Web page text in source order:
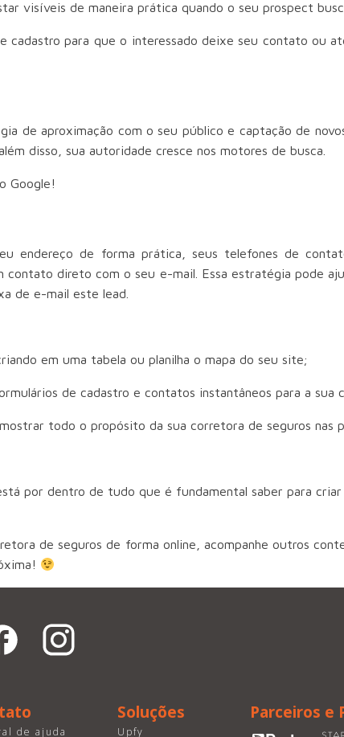
visíveis de maneira prática quando o seu prospect
para que o interessado deixe seu contato ou
de aproximação com o seu público e captação de
disso, sua autoridade cresce nos motores de busca.
Google!
endereço de forma prática, seus telefones de
direto com o seu e-mail. Essa estratégia pode
de e-mail este lead.
em uma tabela ou planilha o mapa do seu site;
de cadastro e contatos instantâneos para a sua
todo o propósito da sua corretora de seguros nas
por dentro de tudo que é fundamental saber para
de seguros de forma online, acompanhe outros
de ajuda
Soluções
Upfy
Parceiros e